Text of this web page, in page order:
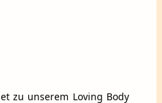
zu unserem Loving Body